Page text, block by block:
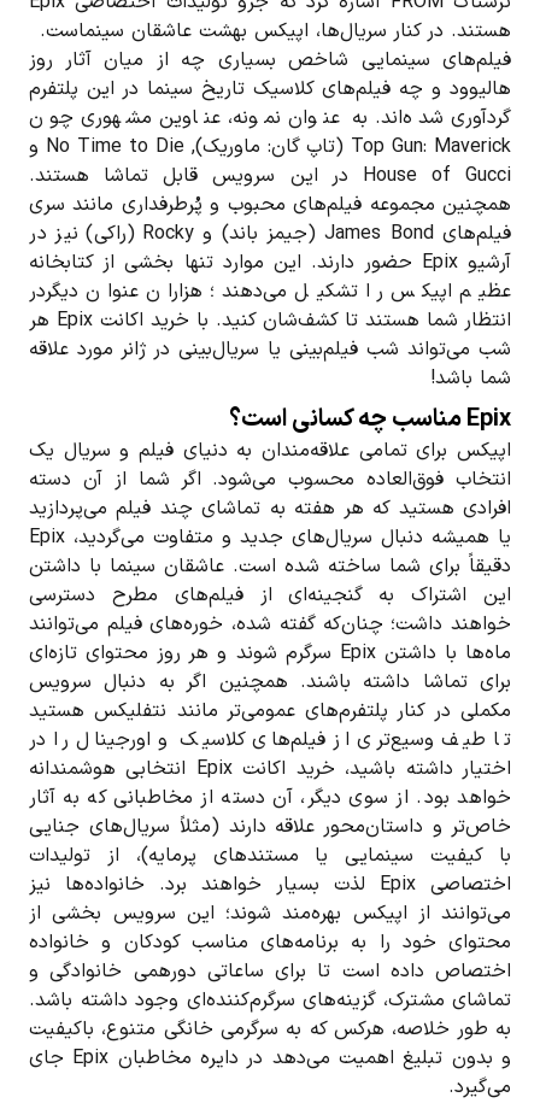
هستند. در کنار سریال‌ها، اپیکس بهشت عاشقان سینماست.
فیلم‌های سینمایی شاخص بسیاری چه از میان آثار روز
هالیوود و چه فیلم‌های کلاسیک تاریخ سینما در این پلتفرم
گردآوری شده‌اند. به عنوان نمونه، عناوین مشهوری چون
Top Gun: Maverick (تاپ گان: ماوریک), No Time to Die و
House of Gucci در این سرویس قابل تماشا هستند.
همچنین مجموعه فیلم‌های محبوب و پُرطرفداری مانند سری
فیلم‌های James Bond (جیمز باند) و Rocky (راکی) نیز در
آرشیو Epix حضور دارند. این موارد تنها بخشی از کتابخانه
عظیم اپیکس را تشکیل می‌دهند؛ هزاران عنوان دیگردر
انتظار شما هستند تا کشف‌شان کنید. با خرید اکانت Epix هر
شب می‌تواند شب فیلم‌بینی یا سریال‌بینی در ژانر مورد علاقه
شما باشد!
Epix مناسب چه کسانی است؟
اپیکس برای تمامی علاقه‌مندان به دنیای فیلم و سریال یک
انتخاب فوق‌العاده محسوب می‌شود. اگر شما از آن دسته
افرادی هستید که هر هفته به تماشای چند فیلم می‌پردازید
یا همیشه دنبال سریال‌های جدید و متفاوت می‌گردید، Epix
دقیقاً برای شما ساخته شده است. عاشقان سینما با داشتن
این اشتراک به گنجینه‌ای از فیلم‌های مطرح دسترسی
خواهند داشت؛ چنان‌که گفته شده، خوره‌های فیلم می‌توانند
ماه‌ها با داشتن Epix سرگرم شوند و هر روز محتوای تازه‌ای
برای تماشا داشته باشند. همچنین اگر به دنبال سرویس
مکملی در کنار پلتفرم‌های عمومی‌تر مانند نتفلیکس هستید
تا طیف وسیع‌تری از فیلم‌های کلاسیک و اورجینال را در
اختیار داشته باشید، خرید اکانت Epix انتخابی هوشمندانه
خواهد بود. از سوی دیگر، آن دسته از مخاطبانی که به آثار
خاص‌تر و داستان‌محور علاقه دارند (مثلاً سریال‌های جنایی
با کیفیت سینمایی یا مستندهای پرمایه)، از تولیدات
اختصاصی Epix لذت بسیار خواهند برد. خانواده‌ها نیز
می‌توانند از اپیکس بهره‌مند شوند؛ این سرویس بخشی از
محتوای خود را به برنامه‌های مناسب کودکان و خانواده
اختصاص داده است تا برای ساعاتی دورهمی خانوادگی و
تماشای مشترک، گزینه‌های سرگرم‌کننده‌ای وجود داشته باشد.
به طور خلاصه، هرکس که به سرگرمی خانگی متنوع، باکیفیت
و بدون تبلیغ اهمیت می‌دهد در دایره مخاطبان Epix جای
می‌گیرد.